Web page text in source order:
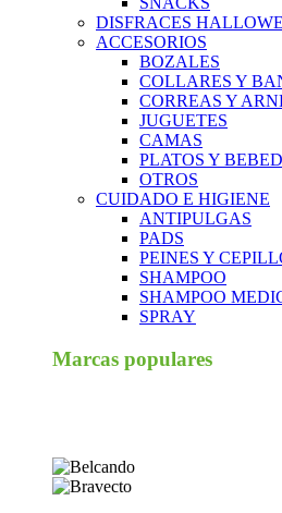
DISFRACES
ACCESORIOS
BOZALES
COLLARES Y
CORREAS Y
JUGUETES
CAMAS
PLATOS Y
OTROS
CUIDADO E HIGIENE
ANTIPULGAS
PADS
PEINES Y
SHAMPOO
SHAMPOO
SPRAY
Marcas populares